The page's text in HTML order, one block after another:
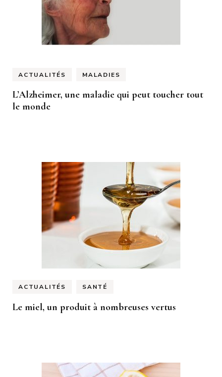
ACTUALITÉS MALADIES
L’Alzheimer, une maladie qui peut toucher tout
le monde
ACTUALITÉS SANTÉ
Le miel, un produit à nombreuses vertus